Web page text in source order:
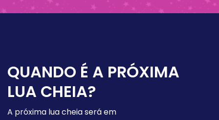
QUANDO É A PRÓXIMA
LUA CHEIA?
A próxima lua cheia será em